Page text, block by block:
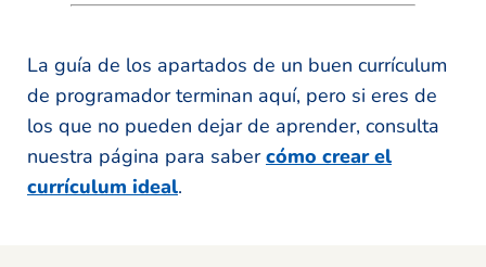
La guía de los apartados de un buen currículum
de programador terminan aquí, pero si eres de
los que no pueden dejar de aprender, consulta
nuestra página para sabercómo crear el
currículum ideal.